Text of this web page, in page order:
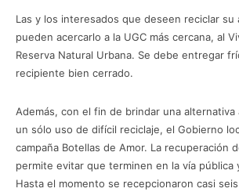
Las y los interesados que deseen reciclar su
pueden acercarlo a la UGC más cercana, al
Reserva Natural Urbana. Se debe entregar
recipiente bien cerrado.
Además, con el fin de brindar una alternativa
un sólo uso de difícil reciclaje, el Gobierno
campaña Botellas de Amor. La recuperación
permite evitar que terminen en la vía pública
Hasta el momento se recepcionaron casi